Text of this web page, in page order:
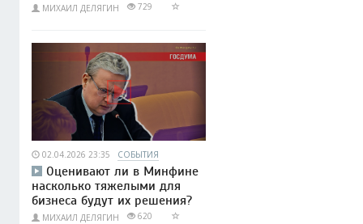
МИХАИЛ ДЕЛЯГИН 729
02.04.2026 23:35 СОБЫТИЯ
Оценивают ли в Минфине
насколько тяжелыми для
бизнеса будут их решения?
МИХАИЛ ДЕЛЯГИН 620